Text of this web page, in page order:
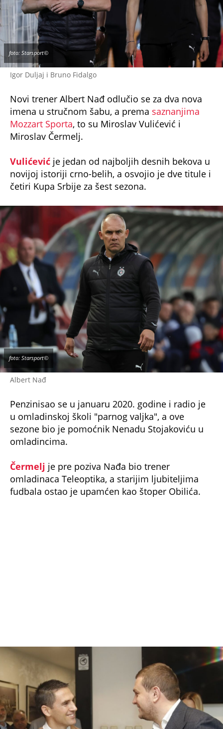
Igor Duljaj i Bruno Fidalgo
foto: Starsport©
Novi trener Albert Nađ odlučio se za dva nova
imena u stručnom šabu, a prema saznanjima
Mozzart Sporta, to su Miroslav Vulićević i
Miroslav Čermelj.
Vulićević je jedan od najboljih desnih bekova u
novijoj istoriji crno-belih, a osvojio je dve titule i
četiri Kupa Srbije za šest sezona.
Albert Nađ
foto: Starsport©
Penzinisao se u januaru 2020. godine i radio je
u omladinskoj školi "parnog valjka", a ove
sezone bio je pomoćnik Nenadu Stojakoviću u
omladincima.
Čermelj je pre poziva Nađa bio trener
omladinaca Teleoptika, a starijim ljubiteljima
fudbala ostao je upamćen kao štoper Obilića.